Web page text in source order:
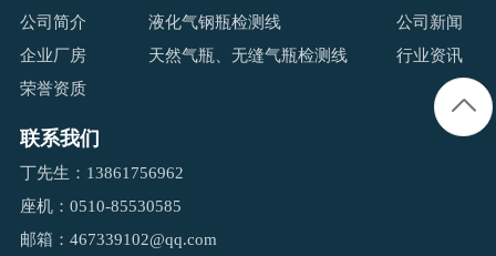
公司简介
企业厂房
荣誉资质
液化气钢瓶检测线
天然气瓶、无缝气瓶检测线
公司新闻
行业资讯
联系我们
丁先生：13861756962
座机：0510-85530585
邮箱：467339102@qq.com